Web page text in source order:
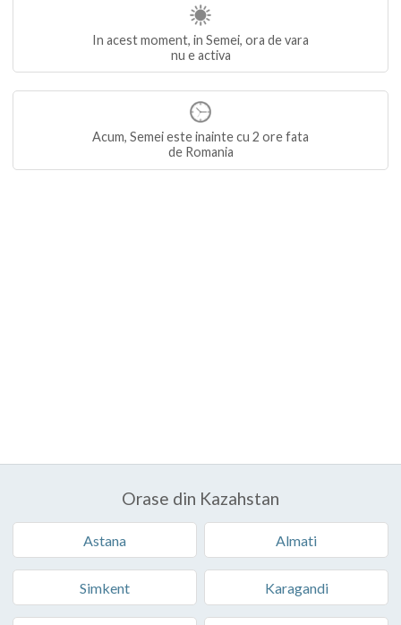
In acest moment, in Semei, ora de vara
nu e activa
Acum, Semei este inainte cu 2 ore fata
de Romania
Orase din Kazahstan
Astana Almati
Simkent Karagandi